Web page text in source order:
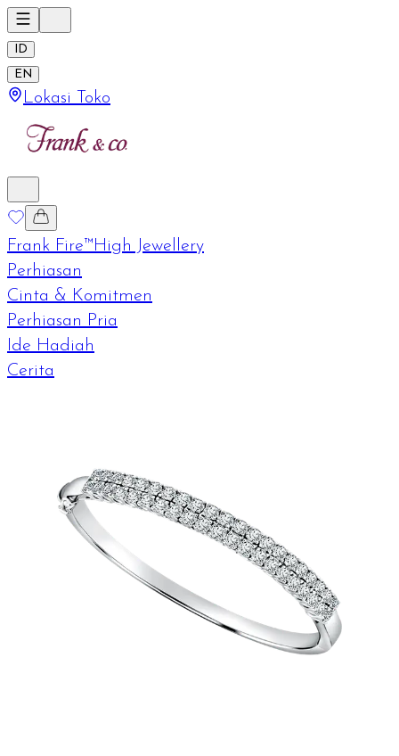
ID
EN
Lokasi Toko
Frank Fire™High Jewellery
Perhiasan
Cinta & Komitmen
Perhiasan Pria
Ide Hadiah
Cerita